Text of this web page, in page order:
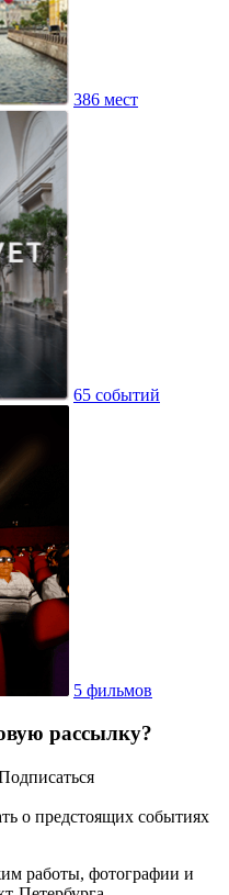
386 мест
65 событий
5 фильмов
рассылку?
о предстоящих событиях
работы, фотографии и